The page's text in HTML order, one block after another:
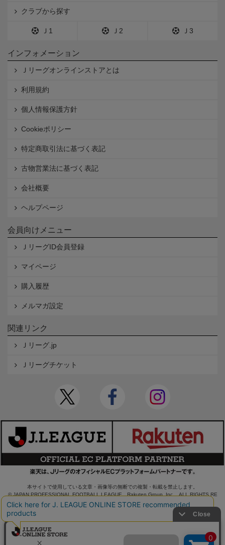
クラブから探す
Ｊ1 Ｊ2 Ｊ3
インフォメーション
Ｊリーグオンラインストアとは
利用規約
個人情報保護方針
Cookieポリシー
特定商取引法に基づく表記
古物営業法に基づく表記
会社概要
ヘルプページ
会員向けメニュー
ＪリーグID会員登録
マイページ
購入履歴
メルマガ設定
関連リンク
Ｊリーグ.jp
Ｊリーグチケット
本サイトで使用している文章・画像等の無断での複製・転載を禁止します。
© JAPAN PROFESSIONAL FOOTBALL LEAGUE Rakuten Group, Inc. ALL RIGHTS RE
SERVED.